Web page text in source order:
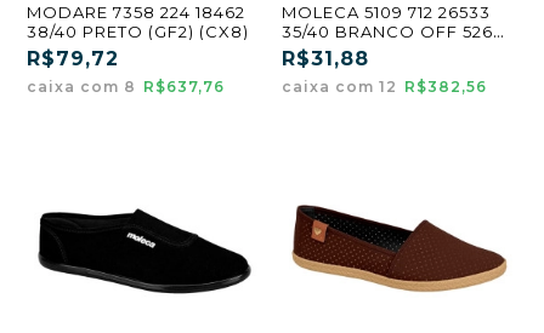
MODARE 7358 224 18462
38/40 PRETO (GF2) (CX8)
R$79,72
caixa com 8 R$637,76
MOLECA 5109 712 26533
35/40 BRANCO OFF 526
(GF)
R$31,88
caixa com 12 R$382,56